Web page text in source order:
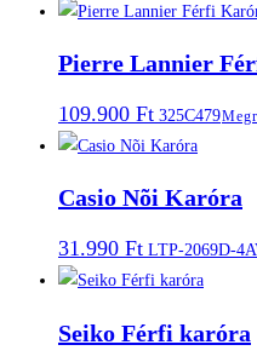
Pierre Lannier
109.900 Ft 325C479
Casio Nõi Karóra
31.990 Ft LTP-2069D-
Seiko Férfi karóra